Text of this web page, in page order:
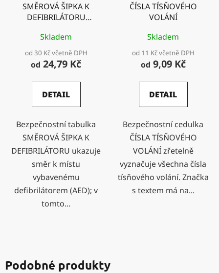
SMĚROVÁ ŠIPKA K
DEFIBRILÁTORU
Skladem
od 30 Kč včetně DPH
od 24,79 Kč
DETAIL
Bezpečnostní tabulka
SMĚROVÁ ŠIPKA K
DEFIBRILÁTORU ukazuje
směr k místu
vybavenému
defibrilátorem (AED); v
tomto...
ČÍSLA TÍSŇOVÉHO
VOLÁNÍ
Skladem
od 11 Kč včetně DPH
od 9,09 Kč
DETAIL
Bezpečnostní cedulka
ČÍSLA TÍSŇOVÉHO
VOLÁNÍ zřetelně
vyznačuje všechna čísla
tísňového volání. Značka
s textem má na...
Podobné produkty